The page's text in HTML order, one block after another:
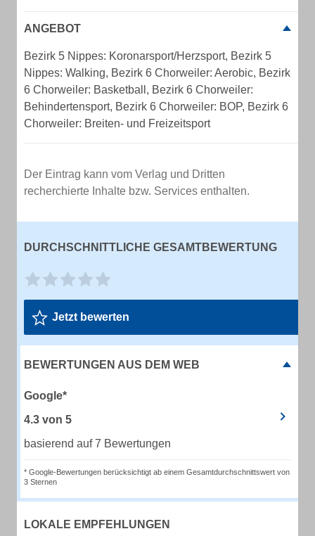
ANGEBOT
Bezirk 5 Nippes: Koronarsport/Herzsport, Bezirk 5
Nippes: Walking, Bezirk 6 Chorweiler: Aerobic, Bezirk
6 Chorweiler: Basketball, Bezirk 6 Chorweiler:
Behindertensport, Bezirk 6 Chorweiler: BOP, Bezirk 6
Chorweiler: Breiten- und Freizeitsport
Der Eintrag kann vom Verlag und Dritten
recherchierte Inhalte bzw. Services enthalten.
DURCHSCHNITTLICHE GESAMTBEWERTUNG
Jetzt bewerten
BEWERTUNGEN AUS DEM WEB
Google*
4.3 von 5
basierend auf 7 Bewertungen
* Google-Bewertungen berücksichtigt ab einem Gesamtdurchschnittswert von
3 Sternen
LOKALE EMPFEHLUNGEN